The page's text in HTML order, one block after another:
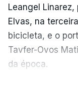
Leangel
Elvas, na
bicicleta, e o
Tavfer-Ovos
da época.